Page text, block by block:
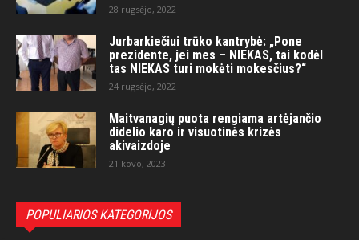
28 rugsėjo, 2022
Jurbarkiečiui trūko kantrybė: „Pone
prezidente, jei mes – NIEKAS, tai kodėl
tas NIEKAS turi mokėti mokesčius?“
24 rugsėjo, 2022
Maitvanagių puota rengiama artėjančio
didelio karo ir visuotinės krizės
akivaizdoje
21 kovo, 2023
POPULIARIOS KATEGORIJOS